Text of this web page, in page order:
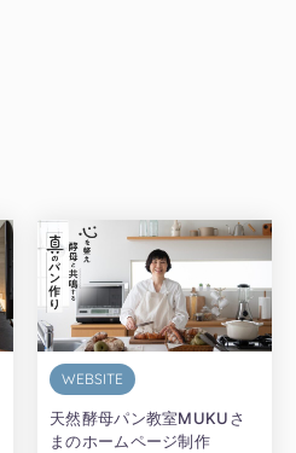
WEBSITE
天然酵母パン教室MUKUさ
まのホームページ制作